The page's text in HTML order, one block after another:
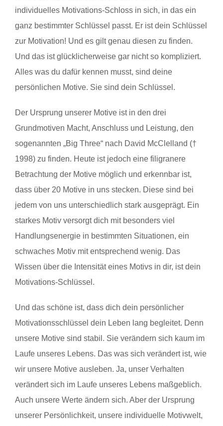
individuelles Motivations-Schloss in sich, in das ein
ganz bestimmter Schlüssel passt. Er ist dein Schlüssel
zur Motivation! Und es gilt genau diesen zu finden.
Und das ist glücklicherweise gar nicht so kompliziert.
Alles was du dafür kennen musst, sind deine
persönlichen Motive. Sie sind dein Schlüssel.
Der Ursprung unserer Motive ist in den drei
Grundmotiven Macht, Anschluss und Leistung, den
sogenannten „Big Three“ nach David McClelland (†
1998) zu finden. Heute ist jedoch eine filigranere
Betrachtung der Motive möglich und erkennbar ist,
dass über 20 Motive in uns stecken. Diese sind bei
jedem von uns unterschiedlich stark ausgeprägt. Ein
starkes Motiv versorgt dich mit besonders viel
Handlungsenergie in bestimmten Situationen, ein
schwaches Motiv mit entsprechend wenig. Das
Wissen über die Intensität eines Motivs in dir, ist dein
Motivations-Schlüssel.
Und das schöne ist, dass dich dein persönlicher
Motivationsschlüssel dein Leben lang begleitet. Denn
unsere Motive sind stabil. Sie verändern sich kaum im
Laufe unseres Lebens. Das was sich verändert ist, wie
wir unsere Motive ausleben. Ja, unser Verhalten
verändert sich im Laufe unseres Lebens maßgeblich.
Auch unsere Werte ändern sich. Aber der Ursprung
unserer Persönlichkeit, unsere individuelle Motivwelt,